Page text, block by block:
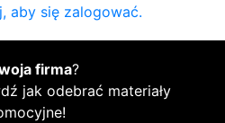
aby się zalogować.
firma?
jak odebrać materiały